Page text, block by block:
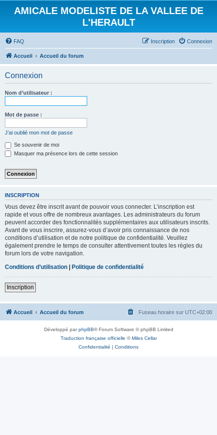
AMICALE MODELISTE DE LA VALLEE DE
L'HERAULT
FAQ Connexion
Inscription
Accueil Accueil du forum
Connexion
Nom d’utilisateur :
Mot de passe :
J’ai oublié mon mot de passe
Se souvenir de moi
Masquer ma présence lors de cette session
INSCRIPTION
Vous devez être inscrit avant de pouvoir vous connecter. L’inscription est
rapide et vous offre de nombreux avantages. Les administrateurs du forum
peuvent accorder des fonctionnalités supplémentaires aux utilisateurs inscrits.
Avant de vous inscrire, assurez-vous d’avoir pris connaissance de nos
conditions d’utilisation et de notre politique de confidentialité. Veuillez
également prendre le temps de consulter attentivement toutes les règles du
forum lors de votre navigation.
Conditions d’utilisation | Politique de confidentialité
Inscription
Accueil Accueil du forum Fuseau horaire sur UTC+02:00
Développé parphpBB® Forum Software © phpBB Limited
Traduction française officielle ©Miles Cellar
Confidentialité | Conditions